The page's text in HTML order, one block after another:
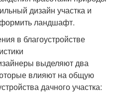
дизайн участка и
ландшафт.
в благоустройстве
выделяют два
влияют на общую
дачного участка: